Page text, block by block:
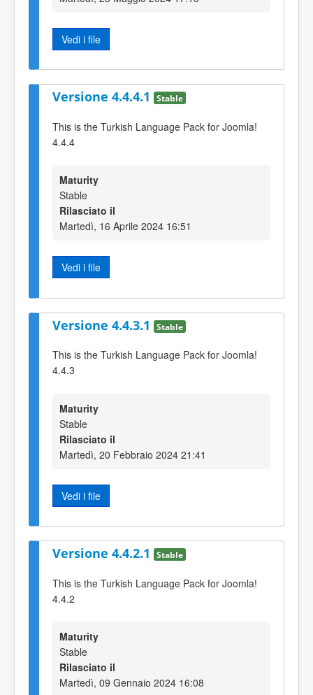
Vedi i file
Versione 4.4.4.1 Stable
This is the Turkish Language Pack for Joomla!
4.4.4
Maturity
Stable
Rilasciato il
Martedì, 16 Aprile 2024 16:51
Vedi i file
Versione 4.4.3.1 Stable
This is the Turkish Language Pack for Joomla!
4.4.3
Maturity
Stable
Rilasciato il
Martedì, 20 Febbraio 2024 21:41
Vedi i file
Versione 4.4.2.1 Stable
This is the Turkish Language Pack for Joomla!
4.4.2
Maturity
Stable
Rilasciato il
Martedì, 09 Gennaio 2024 16:08